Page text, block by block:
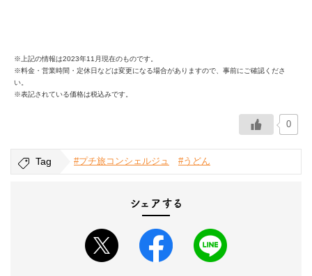
※上記の情報は2023年11月現在のものです。
※料金・営業時間・定休日などは変更になる場合がありますので、事前にご確認くださ
い。
※表記されている価格は税込みです。
0
Tag #プチ旅コンシェルジュ #うどん
シェアする